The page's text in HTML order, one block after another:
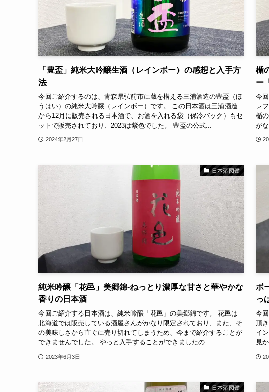
「豊盃」純米大吟醸生酒（レインボー）の感想と入手方
法
今回ご紹介するのは、青森県弘前市に蔵を構える三浦酒造の豊盃（ほ
うはい）の純米大吟醸（レインボー）です。 この日本酒は三浦酒造
から12月に販売される日本酒で、お酒を入れる袋（保冷バック）もセ
ットで販売されており、2023は紫色でした。 豊盃の公式...
2024年2月27日
楯
ー
今
レ
楯
が
日本酒図鑑
純米吟醸「花邑」美郷錦-ねっとり濃厚な甘さと華やかな
香りの日本酒
今回ご紹介する日本酒は、純米吟醸「花邑」の美郷錦です。 花邑は
北海道では販売している酒屋さんがかなり限定されており、また、そ
の美味しさから直ぐに売り切れてしまうため、今まで紹介することが
できませんでした。 やっと入手することができましたの...
2023年6月3日
ボ
っ
今
頂
イ
見
日本酒図鑑